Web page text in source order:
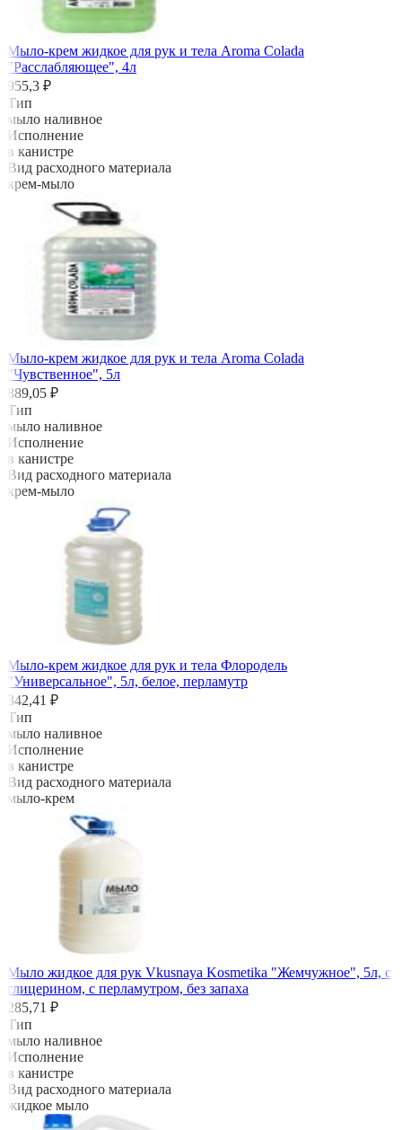
Мыло-крем жидкое для рук и тела Aroma Colada
"Расслабляющее", 4л
955,3 ₽
Тип
мыло наливное
Исполнение
в канистре
Вид расходного материала
крем-мыло
Мыло-крем жидкое для рук и тела Aroma Colada
"Чувственное", 5л
889,05 ₽
Тип
мыло наливное
Исполнение
в канистре
Вид расходного материала
крем-мыло
Мыло-крем жидкое для рук и тела Флородель
"Универсальное", 5л, белое, перламутр
342,41 ₽
Тип
мыло наливное
Исполнение
в канистре
Вид расходного материала
мыло-крем
Мыло жидкое для рук Vkusnaya Kosmetika "Жемчужное", 5л, с
глицерином, с перламутром, без запаха
285,71 ₽
Тип
мыло наливное
Исполнение
в канистре
Вид расходного материала
жидкое мыло